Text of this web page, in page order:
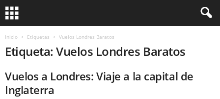
Inicio Etiquetas Vuelos Londres Baratos
Etiqueta: Vuelos Londres Baratos
Vuelos a Londres: Viaje a la capital de
Inglaterra